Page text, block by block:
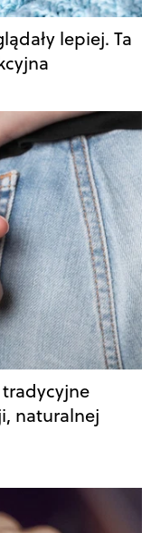
lepiej. Ta
naturalnej